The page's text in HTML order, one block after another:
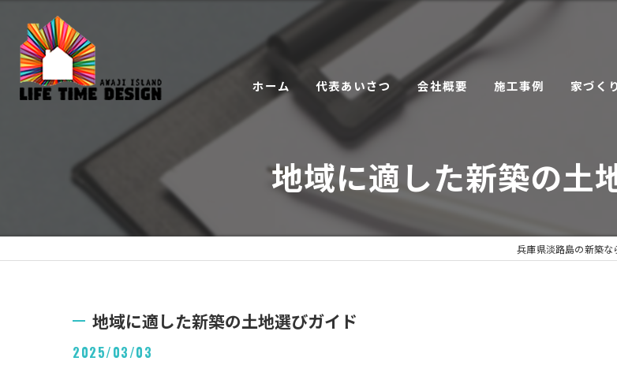
ホーム 代表あいさつ 会社概要 施工事例 家づくり
サービ
地域に適した新築の土
兵庫県淡路島の新築
地域に適した新築の土地選びガイド
2025/03/03